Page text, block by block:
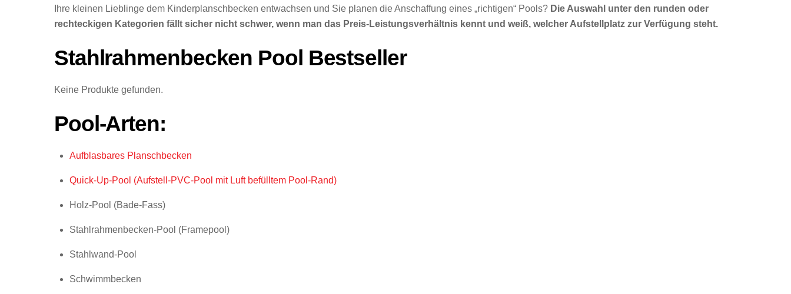
Ihre kleinen Lieblinge dem Kinderplanschbecken entwachsen und Sie planen die Anschaffung eines „richtigen“ Pools? Die Auswahl unter den runden oder
rechteckigen Kategorien fällt sicher nicht schwer, wenn man das Preis-Leistungsverhältnis kennt und weiß, welcher Aufstellplatz zur Verfügung steht.
Stahlrahmenbecken Pool Bestseller
Keine Produkte gefunden.
Pool-Arten:
Aufblasbares Planschbecken
Quick-Up-Pool (Aufstell-PVC-Pool mit Luft befülltem Pool-Rand)
Holz-Pool (Bade-Fass)
Stahlrahmenbecken-Pool (Framepool)
Stahlwand-Pool
Schwimmbecken